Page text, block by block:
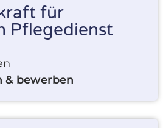
für
Pflegedienst
& bewerben